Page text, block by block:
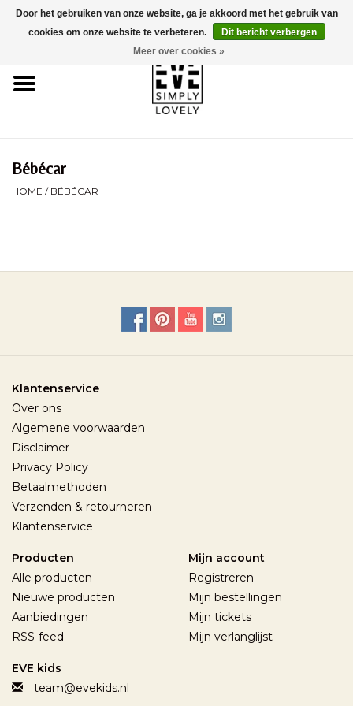
0 Artikelen - €0,00
Home
Duurzaamheid
Bébécar
HOME / BÉBÉCAR
Klantenservice
Over ons
Algemene voorwaarden
Disclaimer
Privacy Policy
Betaalmethoden
Verzenden & retourneren
Klantenservice
Producten
Alle producten
Nieuwe producten
Aanbiedingen
RSS-feed
Mijn account
Registreren
Mijn bestellingen
Mijn tickets
Mijn verlanglijst
EVE kids
team@evekids.nl
Door het gebruiken van onze website, ga je akkoord met het gebruik van
cookies om onze website te verbeteren.
Dit bericht verbergen
Meer over cookies »